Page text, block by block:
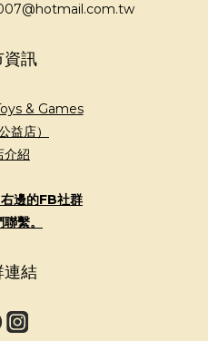
資訊
& Games
益店）
介紹
邊的FB社群
繫。
連結